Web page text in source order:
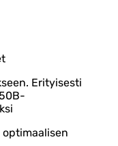
Erityisesti